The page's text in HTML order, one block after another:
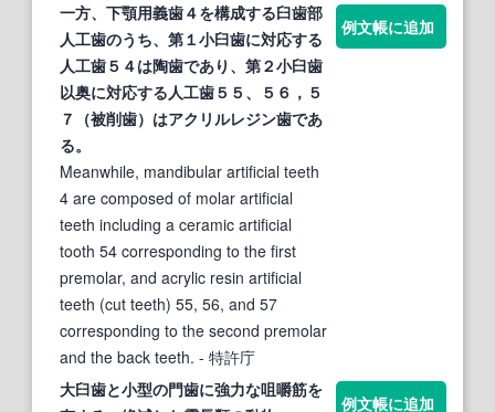
一方、下顎用義歯４を構成する臼歯部
人工歯のうち、第１小臼歯に対応する
人工歯５４は陶歯であり、第２小臼歯
以奥に対応する人工歯５５、５６，５
７（被削歯）はアクリルレジン歯であ
る。
Meanwhile, mandibular artificial teeth
4 are composed of molar artificial
teeth including a ceramic artificial
tooth 54 corresponding to the first
premolar, and acrylic resin artificial
teeth (cut teeth) 55, 56, and 57
corresponding to the second premolar
and the back teeth. - 特許庁
例文帳に追加
大臼歯と小型の門歯に強力な咀嚼筋を
例文帳に追加